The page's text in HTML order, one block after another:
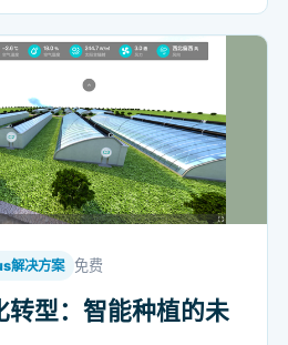
解决方案 免费
转型：智能种植的未